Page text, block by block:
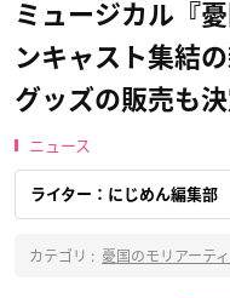
ミュージカル『
ンキャスト集結
グッズの販売も
ニュース
ライター：にじめん編集部
カテゴリ : 憂国のモリアーティ